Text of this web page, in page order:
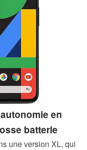
en
batterie
une version XL, qui